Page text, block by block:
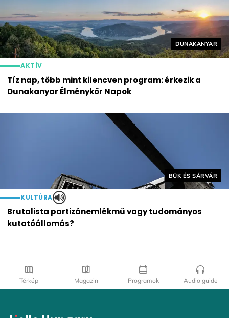
Helyszín
DUNAKANYAR
AKTÍV
Tíz nap, több mint kilencven program: érkezik a
Dunakanyar Élménykör Napok
Helyszín címkék:
BÜK ÉS SÁRVÁR
KULTÚRA
Brutalista partizánemlékmű vagy tudományos
kutatóállomás?
Térkép Magazin Programok Audio guide